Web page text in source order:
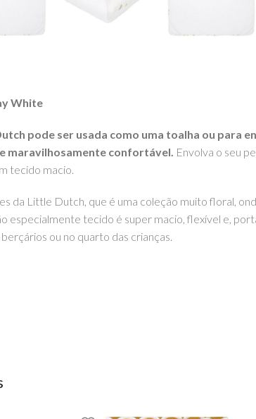
White
pode ser usada como uma toalha ou para
maravilhosamente confortável. Envolva o seu
tecido macio.
da Little Dutch, que é uma coleção muito floral,
especialmente tecido é super macio, flexível e,
ou no quarto das crianças.
ESTÃO RESERVADOS À EHGOOM – TOYS